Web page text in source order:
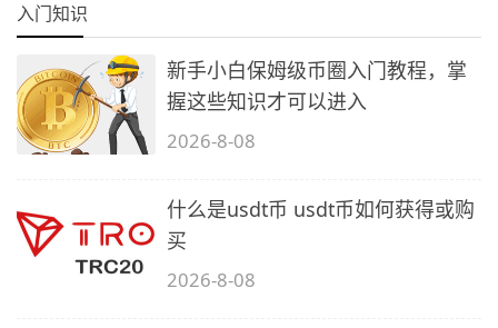
入门知识
新手小白保姆级币圈入门教程，掌
握这些知识才可以进入
2026-8-08
什么是usdt币 usdt币如何获得或购
买
2026-8-08